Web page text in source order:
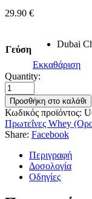
29.90 €
Γεύση
Dubai
Εκκαθάριση
Quantity:
Προσθήκη στο καλάθι
Κωδικός προϊόντος:
Πρωτεΐνες Whey
Share: Facebook
Περιγραφή
Δοσολογία
Οδηγίες